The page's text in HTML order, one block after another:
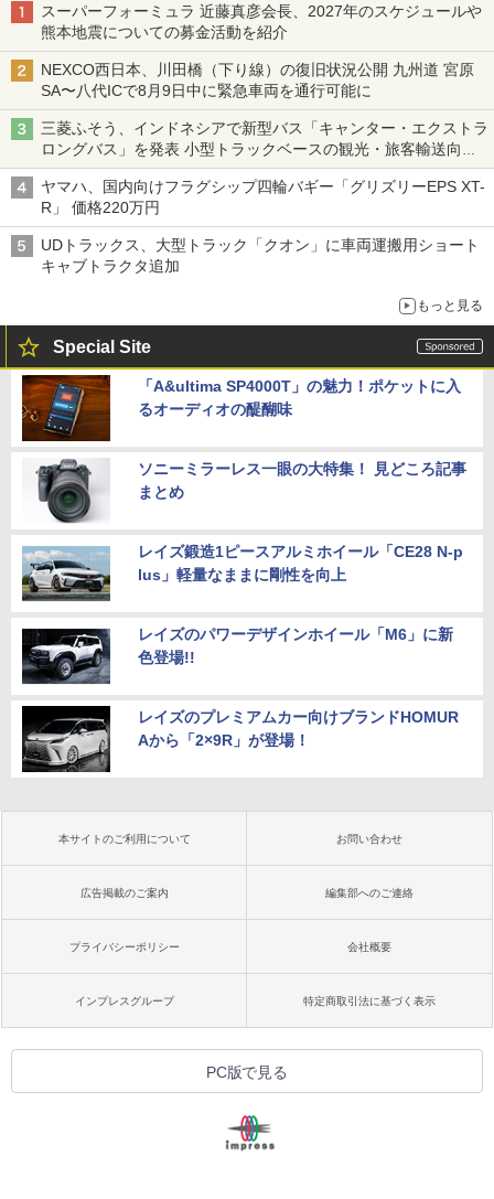
スーパーフォーミュラ 近藤真彦会長、2027年のスケジュールや
熊本地震についての募金活動を紹介
NEXCO西日本、川田橋（下り線）の復旧状況公開 九州道 宮原
SA〜八代ICで8月9日中に緊急車両を通行可能に
三菱ふそう、インドネシアで新型バス「キャンター・エクストラ
ロングバス」を発表 小型トラックベースの観光・旅客輸送向け
バス
ヤマハ、国内向けフラグシップ四輪バギー「グリズリーEPS XT-
R」 価格220万円
UDトラックス、大型トラック「クオン」に車両運搬用ショート
キャブトラクタ追加
もっと見る
Special Site
「A&ultima SP4000T」の魅力！ポケットに入
るオーディオの醍醐味
ソニーミラーレス一眼の大特集！ 見どころ記事
まとめ
レイズ鍛造1ピースアルミホイール「CE28 N-p
lus」軽量なままに剛性を向上
レイズのパワーデザインホイール「M6」に新
色登場!!
レイズのプレミアムカー向けブランドHOMUR
Aから「2×9R」が登場！
本サイトのご利用について お問い合わせ
広告掲載のご案内 編集部へのご連絡
プライバシーポリシー 会社概要
インプレスグループ 特定商取引法に基づく表示
PC版で見る